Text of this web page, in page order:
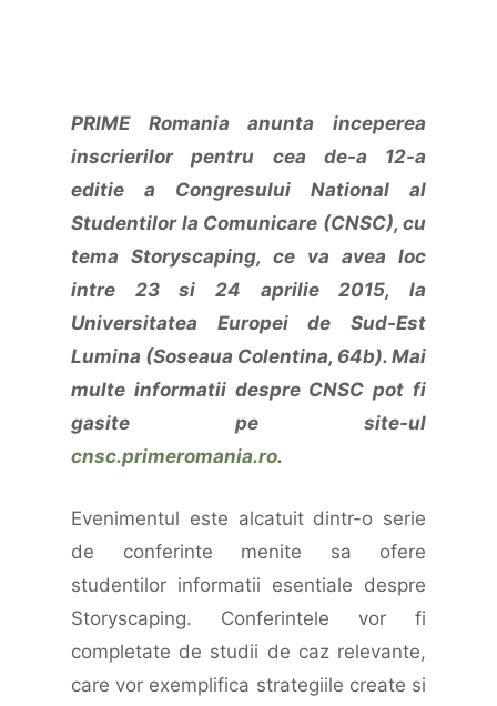
PRIME Romania anunta inceperea
inscrierilor pentru cea de-a 12-a
editie a Congresului National al
Studentilor la Comunicare (CNSC), cu
tema Storyscaping, ce va avea loc
intre 23 si 24 aprilie 2015, la
Universitatea Europei de Sud-Est
Lumina (Soseaua Colentina, 64b). Mai
multe informatii despre CNSC pot fi
gasite pe site-ul
cnsc.primeromania.ro.
Evenimentul este alcatuit dintr-o serie
de conferinte menite sa ofere
studentilor informatii esentiale despre
Storyscaping. Conferintele vor fi
completate de studii de caz relevante,
care vor exemplifica strategiile create si